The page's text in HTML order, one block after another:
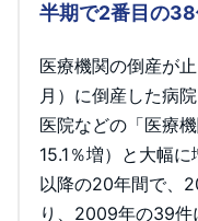
半期で2番目の
医療機関の倒産が
月）に倒産した病
医院などの「医療
15.1％増）と大幅
以降の20年間で、
り、2009年の39件